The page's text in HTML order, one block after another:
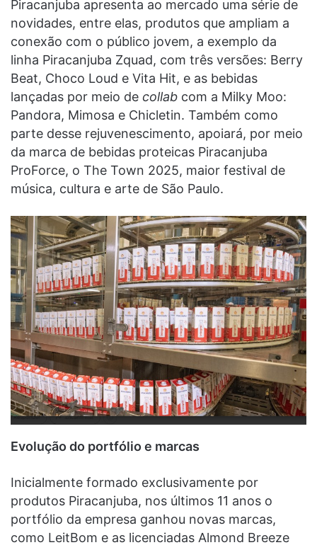
Piracanjuba apresenta ao mercado uma série de
novidades, entre elas, produtos que ampliam a
conexão com o público jovem, a exemplo da
linha Piracanjuba Zquad, com três versões: Berry
Beat, Choco Loud e Vita Hit, e as bebidas
lançadas por meio de collab com a Milky Moo:
Pandora, Mimosa e Chicletin. Também como
parte desse rejuvenescimento, apoiará, por meio
da marca de bebidas proteicas Piracanjuba
ProForce, o The Town 2025, maior festival de
música, cultura e arte de São Paulo.
Evolução do portfólio e marcas
Inicialmente formado exclusivamente por
produtos Piracanjuba, nos últimos 11 anos o
portfólio da empresa ganhou novas marcas,
como LeitBom e as licenciadas Almond Breeze